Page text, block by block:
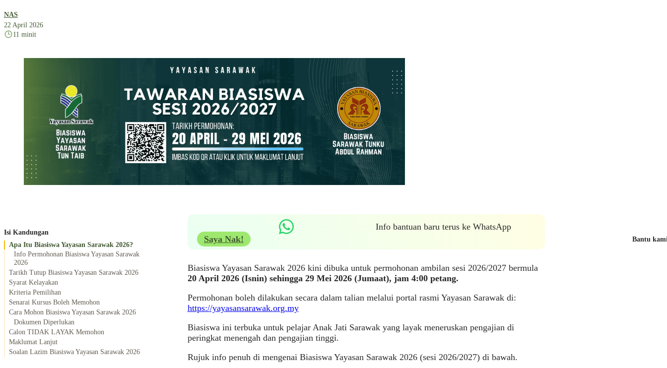
NAS
22 April 2026
11 minit
Isi Kandungan
Apa Itu Biasiswa Yayasan Sarawak 2026?
Info Permohonan Biasiswa Yayasan Sarawak
2026
Tarikh Tutup Biasiswa Yayasan Sarawak 2026
Syarat Kelayakan
Kriteria Pemilihan
Senarai Kursus Boleh Memohon
Cara Mohon Biasiswa Yayasan Sarawak 2026
Dokumen Diperlukan
Calon TIDAK LAYAK Memohon
Maklumat Lanjut
Soalan Lazim Biasiswa Yayasan Sarawak 2026
Info bantuan baru terus ke WhatsApp
Saya Nak!
Biasiswa Yayasan Sarawak 2026 kini dibuka untuk permohonan ambilan sesi 2026/2027 bermula
20 April 2026 (Isnin) sehingga 29 Mei 2026 (Jumaat), jam 4:00 petang.
Permohonan boleh dilakukan secara dalam talian melalui portal rasmi Yayasan Sarawak di:
https://yayasansarawak.org.my
Biasiswa ini terbuka untuk pelajar Anak Jati Sarawak yang layak meneruskan pengajian di
peringkat menengah dan pengajian tinggi.
Rujuk info penuh di mengenai Biasiswa Yayasan Sarawak 2026 (sesi 2026/2027) di bawah.
Bantu